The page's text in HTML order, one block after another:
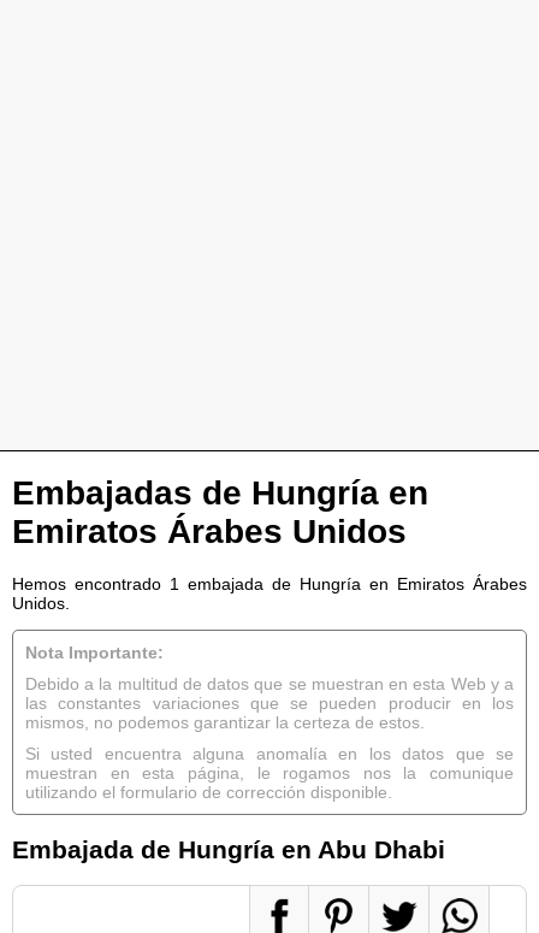
Embajadas de Hungría en
Emiratos Árabes Unidos
Hemos encontrado 1 embajada de Hungría en Emiratos Árabes
Unidos.
Nota Importante:
Debido a la multitud de datos que se muestran en esta Web y a
las constantes variaciones que se pueden producir en los
mismos, no podemos garantizar la certeza de estos.
Si usted encuentra alguna anomalía en los datos que se
muestran en esta página, le rogamos nos la comunique
utilizando el formulario de corrección disponible.
Embajada de Hungría en Abu Dhabi